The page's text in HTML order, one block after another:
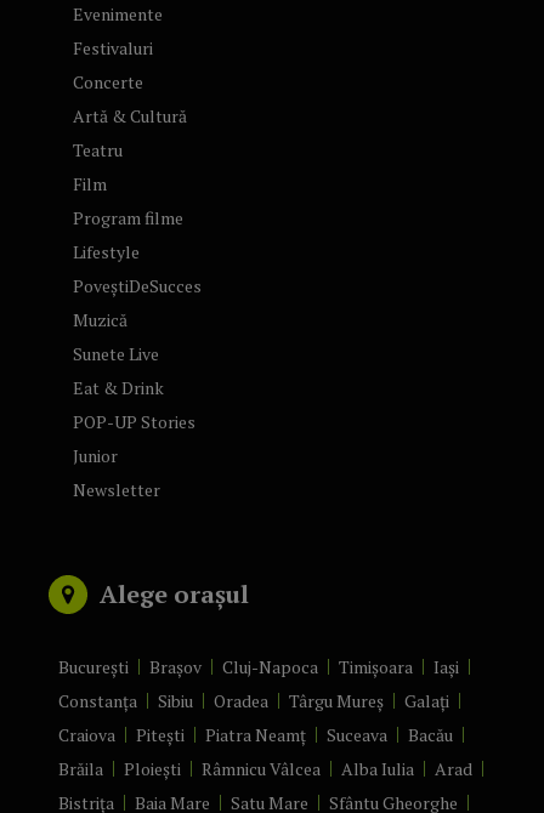
Evenimente
Festivaluri
Concerte
Artă & Cultură
Teatru
Film
Program filme
Lifestyle
PoveștiDeSucces
Muzică
Sunete Live
Eat & Drink
POP-UP Stories
Junior
Newsletter
Alege orașul
București Brașov Cluj-Napoca Timișoara
Iași
Constanța
Sibiu Oradea Târgu Mureș
Galați
Craiova
Pitești Piatra Neamț Suceava
Bacău
Brăila
Ploiești Râmnicu Vâlcea Alba Iulia
Arad
Bistrița
Baia Mare Satu Mare
Sfântu Gheorghe